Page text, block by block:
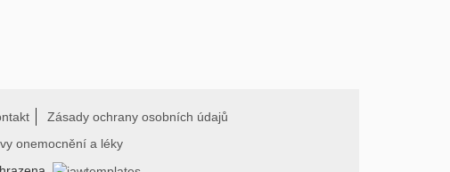
Zásady ochrany osobních údajů
onemocnění a léky